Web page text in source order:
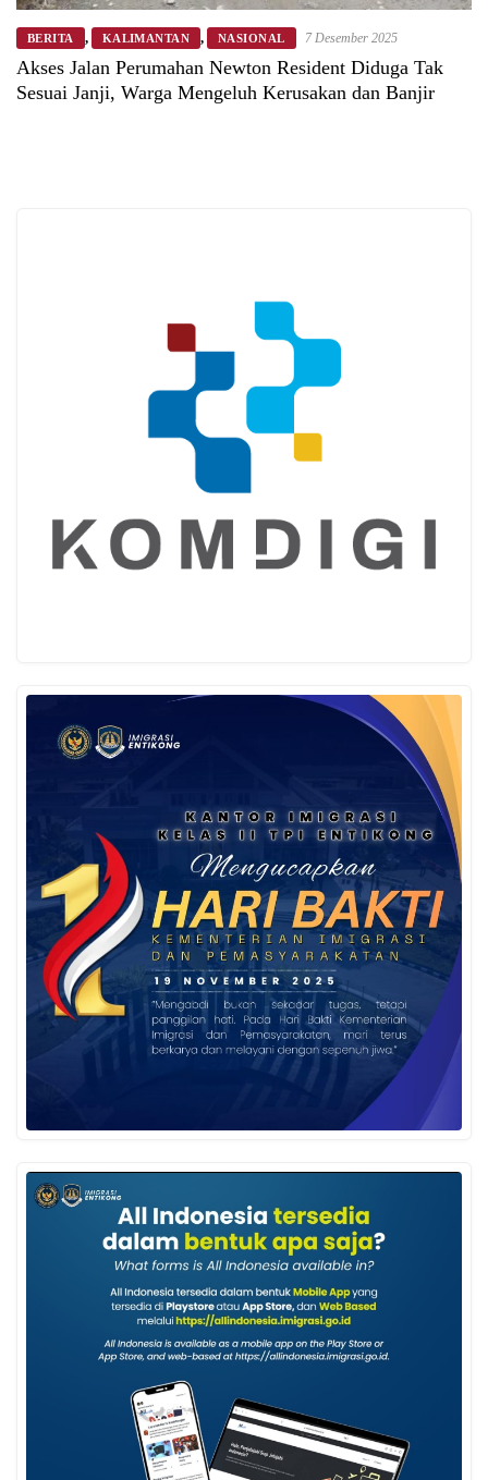
BERITA , KALIMANTAN , NASIONAL 7 Desember 2025
Akses Jalan Perumahan Newton Resident Diduga Tak
Sesuai Janji, Warga Mengeluh Kerusakan dan Banjir